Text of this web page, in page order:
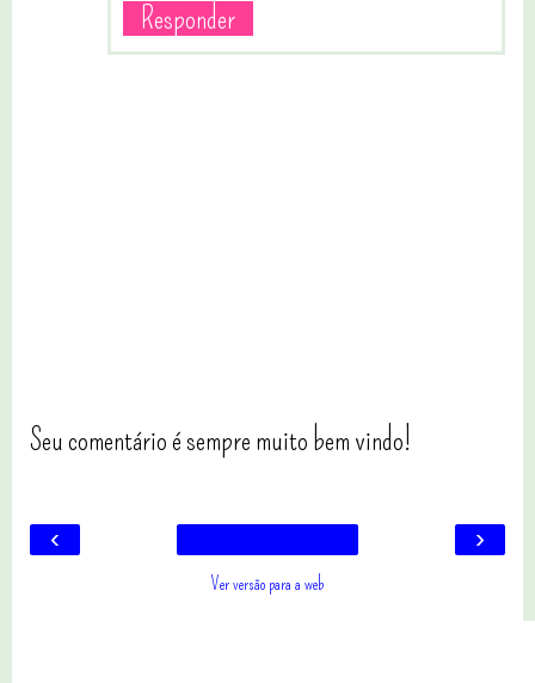
Responder
Seu comentário é sempre muito bem vindo!
‹ ›
Ver versão para a web